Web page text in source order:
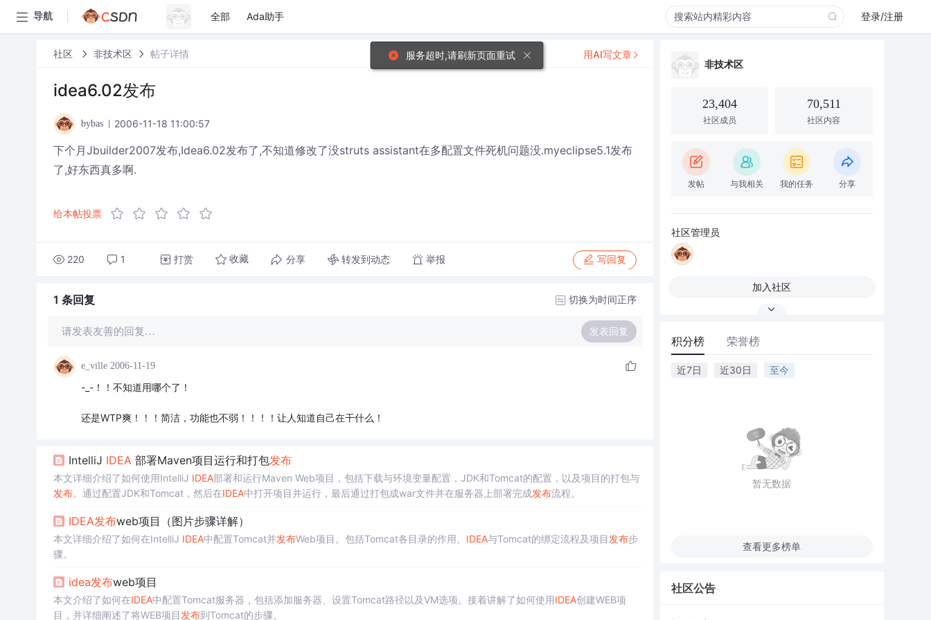
导航 全部 Ada助手 登录/注册
社区 非技术区 帖子详情
idea6.02发布
bybas 2006-11-18 11:00:57
下个月Jbuilder2007发布,Idea6.02发布了,不知道修改了没struts assistant在多配置文件死机问题没.myeclipse5.1发布
了,好东西真多啊.
给本帖投票
220 1 打赏 收藏 分享 转发到动态 举报 写回复
用AI写文章
1 条回复 切换为时间正序
请发表友善的回复… 发表回复
e_ville 2006-11-19
-_-！！不知道用哪个了！
还是WTP爽！！！简洁，功能也不弱！！！！让人知道自己在干什么！
IntelliJ IDEA部署Maven项目运行和打包发布
本文详细介绍了如何使用IntelliJ IDEA部署和运行Maven Web项目，包括下载与环境变量配置，JDK和Tomcat的配置，以及项目的打包与
发布。通过配置JDK和Tomcat，然后在IDEA中打开项目并运行，最后通过打包成war文件并在服务器上部署完成发布流程。
IDEA发布web项目（图片步骤详解）
本文详细介绍了如何在IntelliJ IDEA中配置Tomcat并发布Web项目。包括Tomcat各目录的作用、 IDEA与Tomcat的绑定流程及项目 发布步
骤。
idea发布web项目
本文介绍了如何在IDEA中配置Tomcat服务器，包括添加服务器、设置Tomcat路径以及VM选项。接着讲解了如何使用IDEA创建WEB项
目，并详细阐述了将WEB项目 发布到Tomcat的步骤。
非技术区
23,404
社区成员
70,511
社区内容
发帖 与我相关 我的任务 分享
社区管理员
加入社区
积分榜 荣誉榜
近7日 近30日 至今
暂无数据
查看更多榜单
社区公告
服务超时,请刷新页面重试